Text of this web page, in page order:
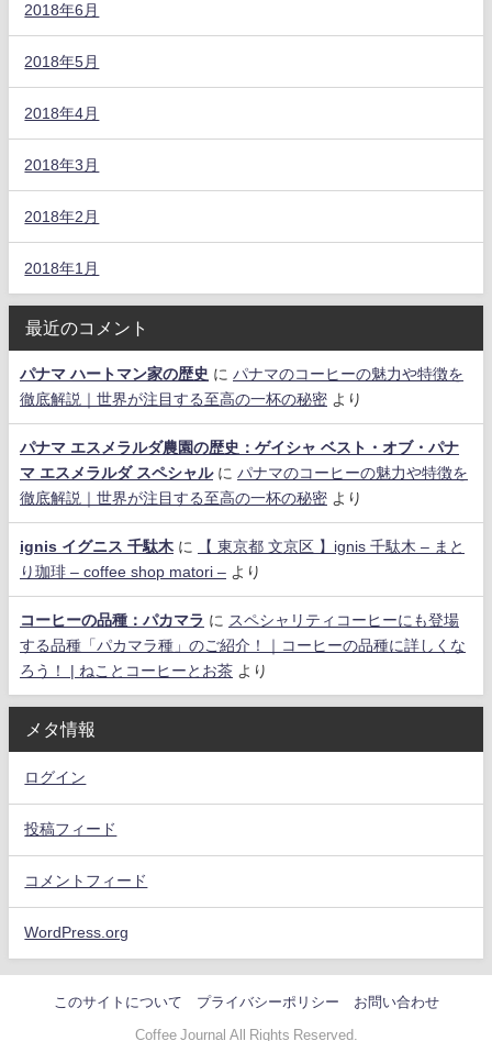
2018年6月
2018年5月
2018年4月
2018年3月
2018年2月
2018年1月
最近のコメント
パナマ ハートマン家の歴史 に パナマのコーヒーの魅力や特徴を
徹底解説｜世界が注目する至高の一杯の秘密 より
パナマ エスメラルダ農園の歴史：ゲイシャ ベスト・オブ・パナ
マ エスメラルダ スペシャルに パナマのコーヒーの魅力や特徴を
徹底解説｜世界が注目する至高の一杯の秘密 より
ignis イグニス 千駄木に
【 東京都 文京区 】ignis 千駄木 – まと
り珈琲 – coffee shop matori – より
コーヒーの品種：パカマラ に スペシャリティコーヒーにも登場
する品種「パカマラ種」のご紹介！｜コーヒーの品種に詳しくな
ろう！ | ねことコーヒーとお茶 より
メタ情報
ログイン
投稿フィード
コメントフィード
WordPress.org
このサイトについて プライバシーポリシー お問い合わせ
Coffee Journal All Rights Reserved.